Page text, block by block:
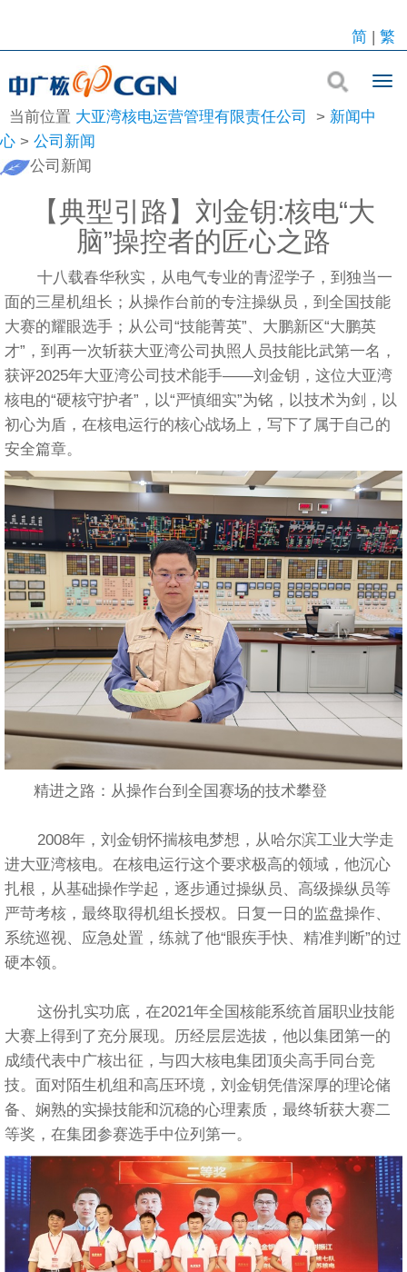
简| 繁
当前位置 大亚湾核电运营管理有限责任公司 > 新闻中
心 > 公司新闻
公司新闻
【典型引路】刘金钥:核电“大
脑”操控者的匠心之路
十八载春华秋实，从电气专业的青涩学子，到独当一
面的三星机组长；从操作台前的专注操纵员，到全国技能
大赛的耀眼选手；从公司“技能菁英”、大鹏新区“大鹏英
才”，到再一次斩获大亚湾公司执照人员技能比武第一名，
获评2025年大亚湾公司技术能手——刘金钥，这位大亚湾
核电的“硬核守护者”，以“严慎细实”为铭，以技术为剑，以
初心为盾，在核电运行的核心战场上，写下了属于自己的
安全篇章。
精进之路：从操作台到全国赛场的技术攀登
2008年，刘金钥怀揣核电梦想，从哈尔滨工业大学走
进大亚湾核电。在核电运行这个要求极高的领域，他沉心
扎根，从基础操作学起，逐步通过操纵员、高级操纵员等
严苛考核，最终取得机组长授权。日复一日的监盘操作、
系统巡视、应急处置，练就了他“眼疾手快、精准判断”的过
硬本领。
这份扎实功底，在2021年全国核能系统首届职业技能
大赛上得到了充分展现。历经层层选拔，他以集团第一的
成绩代表中广核出征，与四大核电集团顶尖高手同台竞
技。面对陌生机组和高压环境，刘金钥凭借深厚的理论储
备、娴熟的实操技能和沉稳的心理素质，最终斩获大赛二
等奖，在集团参赛选手中位列第一。